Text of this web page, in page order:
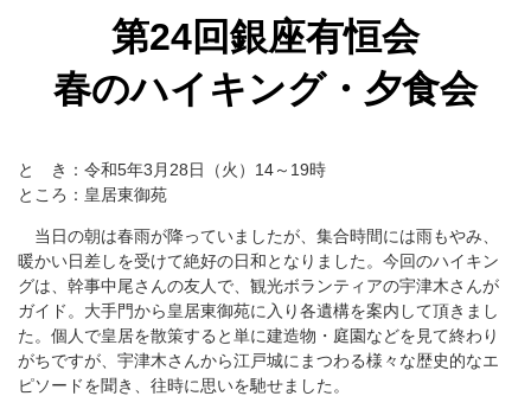
第24回銀座有恒会
春のハイキング・夕食会
と き：令和5年3月28日（火）14～19時
ところ：皇居東御苑
当日の朝は春雨が降っていましたが、集合時間には雨もやみ、
暖かい日差しを受けて絶好の日和となりました。今回のハイキン
グは、幹事中尾さんの友人で、観光ボランティアの宇津木さんが
ガイド。大手門から皇居東御苑に入り各遺構を案内して頂きまし
た。個人で皇居を散策すると単に建造物・庭園などを見て終わり
がちですが、宇津木さんから江戸城にまつわる様々な歴史的なエ
ピソードを聞き、往時に思いを馳せました。